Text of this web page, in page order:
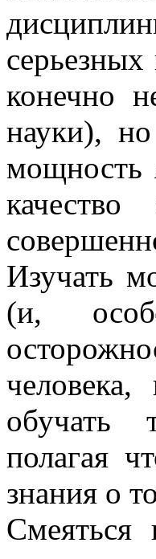
конечно
науки),
мощность
Изучать
(и,
обучать
полагая
знания о